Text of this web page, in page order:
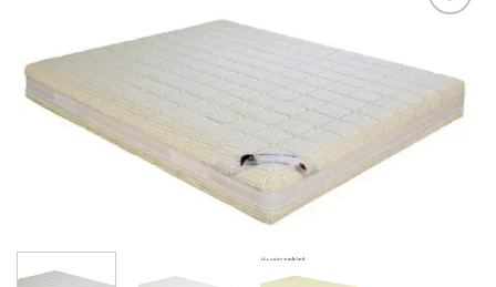
wishlist